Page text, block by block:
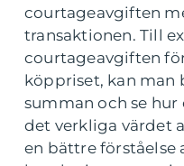
courtageavgiften
transaktionen. Till
courtageavgiften
köppriset, kan man
summan och se
det verkliga värdet
en bättre förståelse